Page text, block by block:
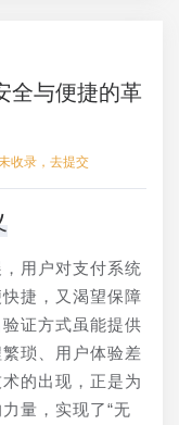
全与便捷的革
收录，去提交
用户对支付系统
捷，又渴望保障
证方式虽能提供
琐、用户体验差
的出现，正是为
量，实现了“无